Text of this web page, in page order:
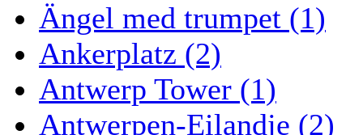
Ängel med trumpet (1)
Ankerplatz (2)
Antwerp Tower (1)
Antwerpen-Eilandje (2)